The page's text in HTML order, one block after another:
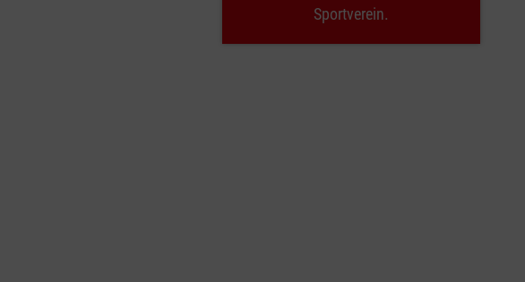
Sportverein.